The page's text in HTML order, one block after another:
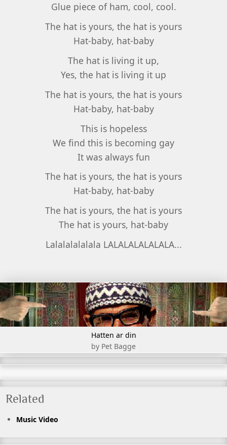
Glue piece of ham, cool, cool.
The hat is yours, the hat is yours
Hat-baby, hat-baby
The hat is living it up,
Yes, the hat is living it up
The hat is yours, the hat is yours
Hat-baby, hat-baby
This is hopeless
We find this is becoming gay
It was always fun
The hat is yours, the hat is yours
Hat-baby, hat-baby
The hat is yours, the hat is yours
The hat is yours, hat-baby
Lalalalalalala LALALALALALALA...
Hatten ar din
by Pet Bagge
Related
Music Video